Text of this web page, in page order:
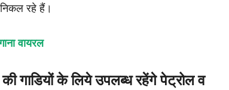
रहे हैं।
वायरल
गाडियों के लिये उपलब्ध रहेंगे पेट्रोल व